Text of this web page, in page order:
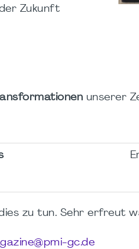
Zukunft
unserer
zu tun. Sehr erfreut
gc.de